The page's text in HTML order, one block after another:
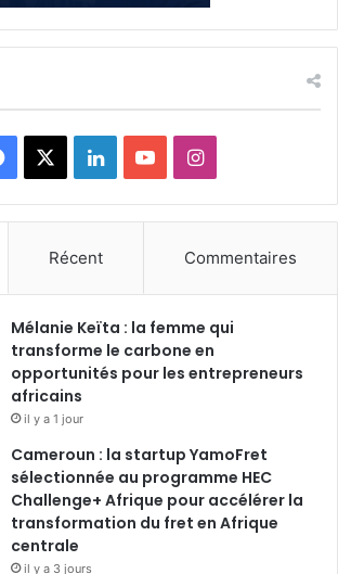
a
b
o
o
k
L
i
e
d
n
o
u
b
I
n
a
g
a
m
Récent Commentaires
Mélanie Keïta : la femme qui
transforme le carbone en
opportunités pour les entrepreneurs
africains
il y a 1 jour
Cameroun : la startup YamoFret
sélectionnée au programme HEC
Challenge+ Afrique pour accélérer la
transformation du fret en Afrique
centrale
il y a 3 jours